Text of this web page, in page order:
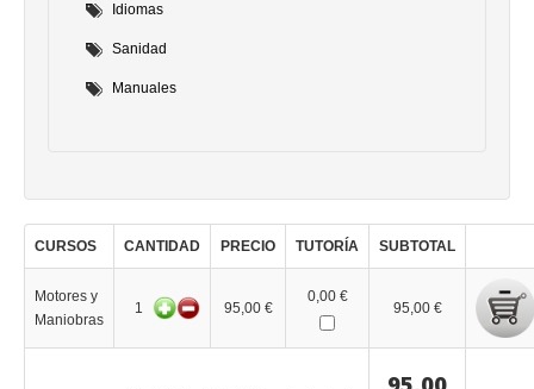
Idiomas
Sanidad
Manuales
CURSOS CANTIDAD PRECIO TUTORÍA SUBTOTAL
Motores y
Maniobras
1 95,00 €
0,00 €
95,00 €